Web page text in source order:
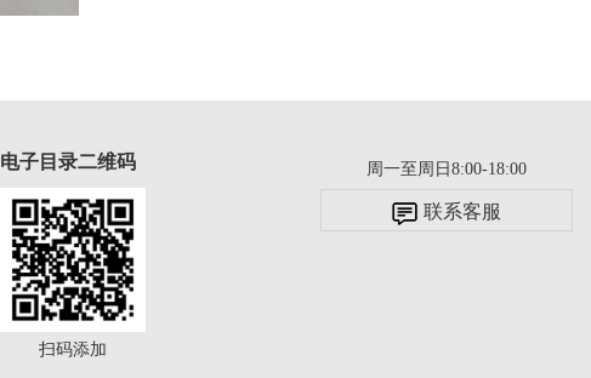
电子目录二维码
扫码添加
周一至周日8:00-18:00
联系客服